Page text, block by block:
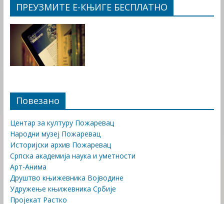
ПРЕУЗМИТЕ Е-КЊИГЕ БЕСПЛАТНО
Повезано
Центар за културу Пожаревац
Народни музеј Пожаревац
Историјски архив Пожаревац
Српска академија наука и уметности
Арт-Анима
Друштво књижевника Војводине
Удружење књижевника Србије
Пројекат Растко